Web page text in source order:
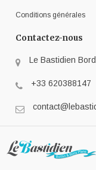
Conditions générales
Contactez-nous
Le Bastidien
+33 620388147